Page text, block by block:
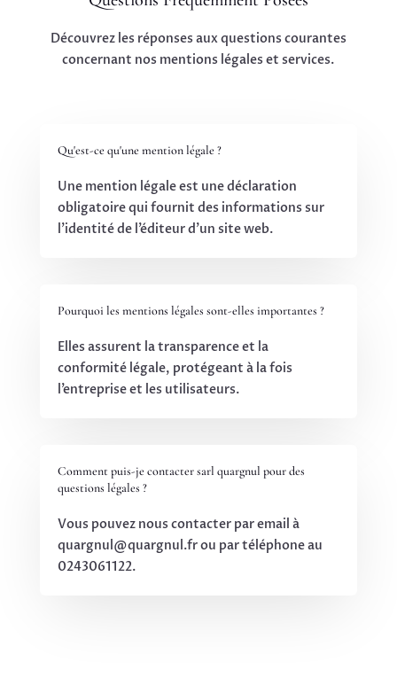
Découvrez les réponses aux questions courantes
concernant nos mentions légales et services.
Qu'est-ce qu'une mention légale ?
Une mention légale est une déclaration
obligatoire qui fournit des informations sur
l’identité de l’éditeur d’un site web.
Pourquoi les mentions légales sont-elles importantes ?
Elles assurent la transparence et la
conformité légale, protégeant à la fois
l’entreprise et les utilisateurs.
Comment puis-je contacter sarl quargnul pour des
questions légales ?
Vous pouvez nous contacter par email à
quargnul@quargnul.fr ou par téléphone au
0243061122.